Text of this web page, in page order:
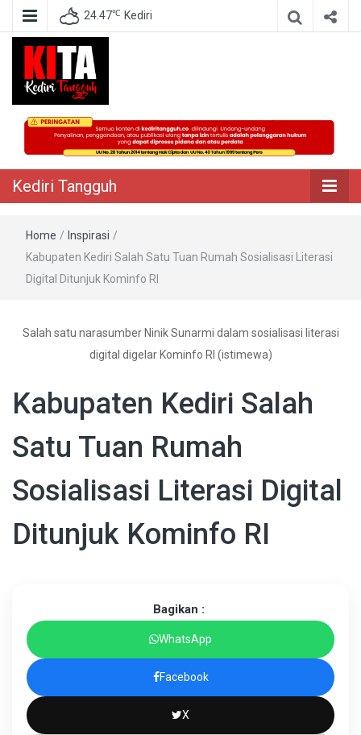
24.47℃ Kediri
Kediri Tangguh
Berita Akurat Terpercaya
Kediri Tangguh
Home / Inspirasi /
Kabupaten Kediri Salah Satu Tuan Rumah Sosialisasi Literasi
Digital Ditunjuk Kominfo RI
Salah satu narasumber Ninik Sunarmi dalam sosialisasi literasi
digital digelar Kominfo RI (istimewa)
Kabupaten Kediri Salah
Satu Tuan Rumah
Sosialisasi Literasi Digital
Ditunjuk Kominfo RI
Bagikan :
WhatsApp
Facebook
X